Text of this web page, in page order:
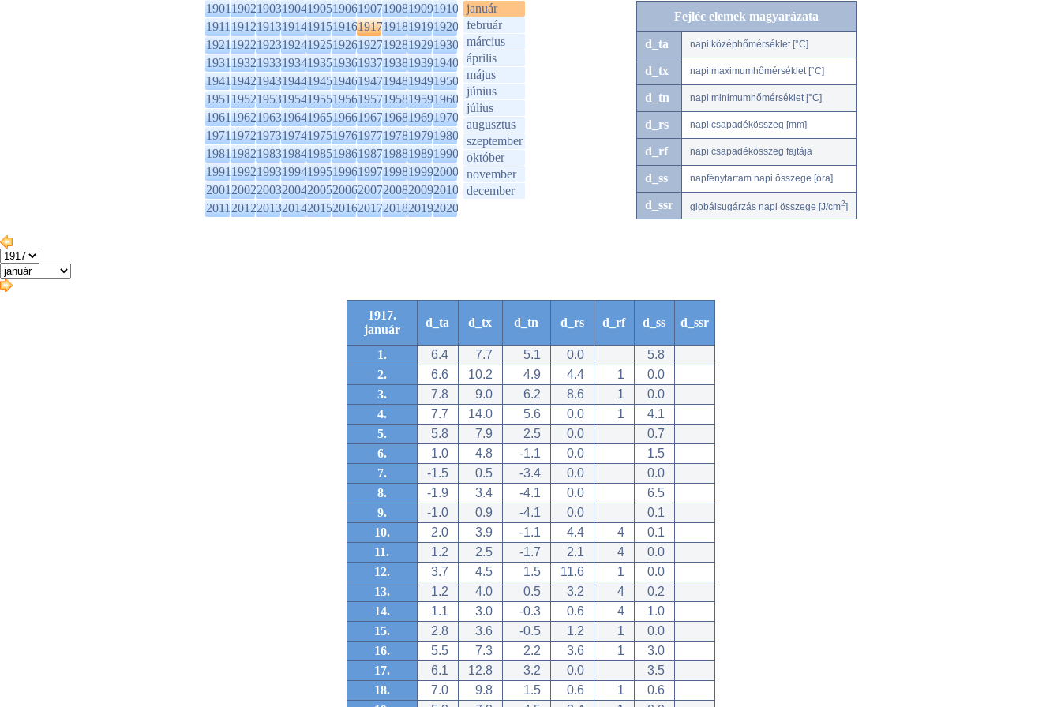
1901190219031904190519061907190819091910
1911191219131914191519161917191819191920
1921192219231924192519261927192819291930
1931193219331934193519361937193819391940
1941194219431944194519461947194819491950
1951195219531954195519561957195819591960
1961196219631964196519661967196819691970
1971197219731974197519761977197819791980
1981198219831984198519861987198819891990
1991199219931994199519961997199819992000
2001200220032004200520062007200820092010
2011201220132014201520162017201820192020
január
február
március
április
május
június
július
augusztus
szeptember
október
november
december
Fejléc elemek magyarázata
d_ta napi középhőmérséklet [°C]
d_tx napi maximumhőmérséklet [°C]
d_tn napi minimumhőmérséklet [°C]
d_rs napi csapadékösszeg [mm]
d_rf napi csapadékösszeg fajtája
d_ss napfénytartam napi összege [óra]
d_ssr globálsugárzás napi összege [J/cm2]
1917.
január
d_ta d_tx d_tn d_rs d_rf d_ss d_ssr
1. 6.4 7.7 5.1 0.0
5.8
2.
6.6 10.2 4.9 4.4 1
0.0
3.
7.8 9.0 6.2 8.6 1
0.0
4.
7.7 14.0 5.6 0.0 1
4.1
5.
5.8 7.9 2.5 0.0
0.7
6.
1.0 4.8 -1.1 0.0
1.5
7.
-1.5 0.5 -3.4 0.0
0.0
8.
-1.9 3.4 -4.1 0.0
6.5
9.
-1.0 0.9 -4.1 0.0
0.1
10.
2.0 3.9 -1.1 4.4 4
0.1
11.
1.2 2.5 -1.7 2.1 4
0.0
12.
3.7 4.5 1.5 11.6 1
0.0
13.
1.2 4.0 0.5 3.2 4
0.2
14.
1.1 3.0 -0.3 0.6 4
1.0
15.
2.8 3.6 -0.5 1.2 1
0.0
16.
5.5 7.3 2.2 3.6 1
3.0
17.
6.1 12.8 3.2 0.0
3.5
18.
7.0 9.8 1.5 0.6 1
0.6